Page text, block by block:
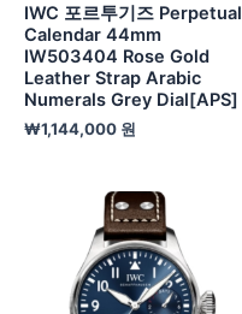
IWC 포르투기즈 Perpetual
Calendar 44mm
IW503404 Rose Gold
Leather Strap Arabic
Numerals Grey Dial[APS]
₩1,144,000 원